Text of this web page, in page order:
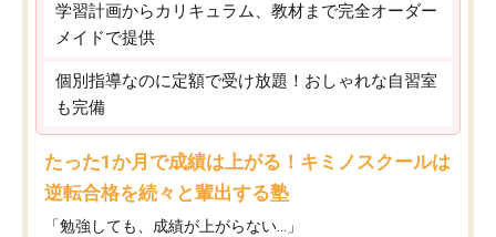
学習計画からカリキュラム、教材まで完全オーダー
メイドで提供
個別指導なのに定額で受け放題！おしゃれな自習室
も完備
たった1か月で成績は上がる！キミノスクールは
逆転合格を続々と輩出する塾
「勉強しても、成績が上がらない…」